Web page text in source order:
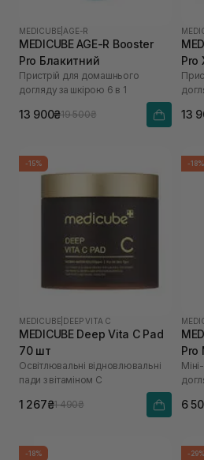
MEDICUBE AGE-R
MEDICUBE AGE-R Booster
Pro Блакитний
Пристрій для домашнього
догляду за шкірою 6 в 1
13 900₴19 500₴
Pro
13
-15%
MEDICUBE DEEP VITA C
MEDICUBE Deep Vita C Pad
70 шт
Освітлювальні відновлювальні
пади з вітаміном C
1 267₴1 490₴
-18%
Pro
6
-18% -29%